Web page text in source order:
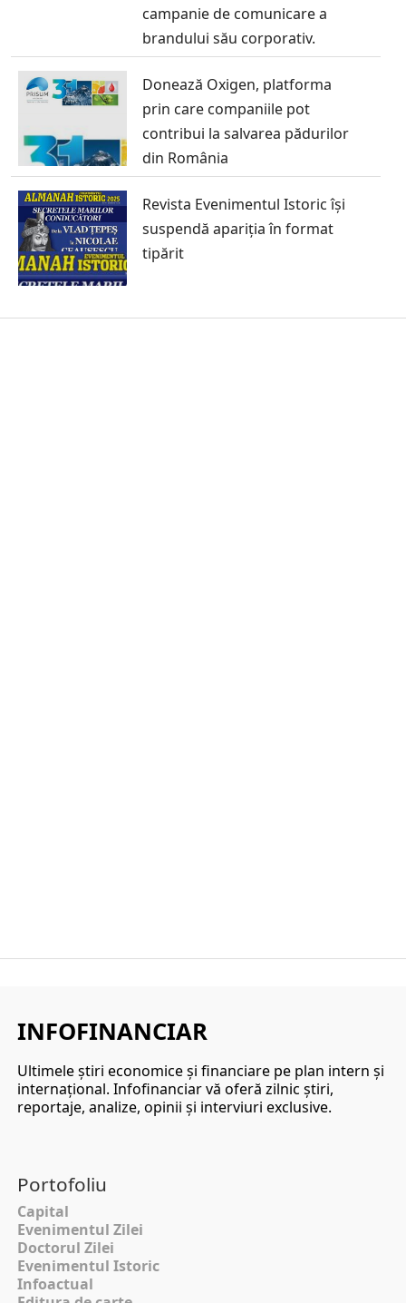
campanie de comunicare a
brandului său corporativ.
Donează Oxigen, platforma
prin care companiile pot
contribui la salvarea pădurilor
din România
Revista Evenimentul Istoric își
suspendă apariția în format
tipărit
INFOFINANCIAR
Ultimele ştiri economice şi financiare pe plan intern şi
internaţional. Infofinanciar vă oferă zilnic ştiri,
reportaje, analize, opinii şi interviuri exclusive.
Portofoliu
Capital
Evenimentul Zilei
Doctorul Zilei
Evenimentul Istoric
Infoactual